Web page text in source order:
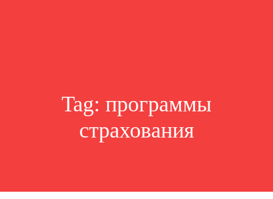
Tag: программы
страхования